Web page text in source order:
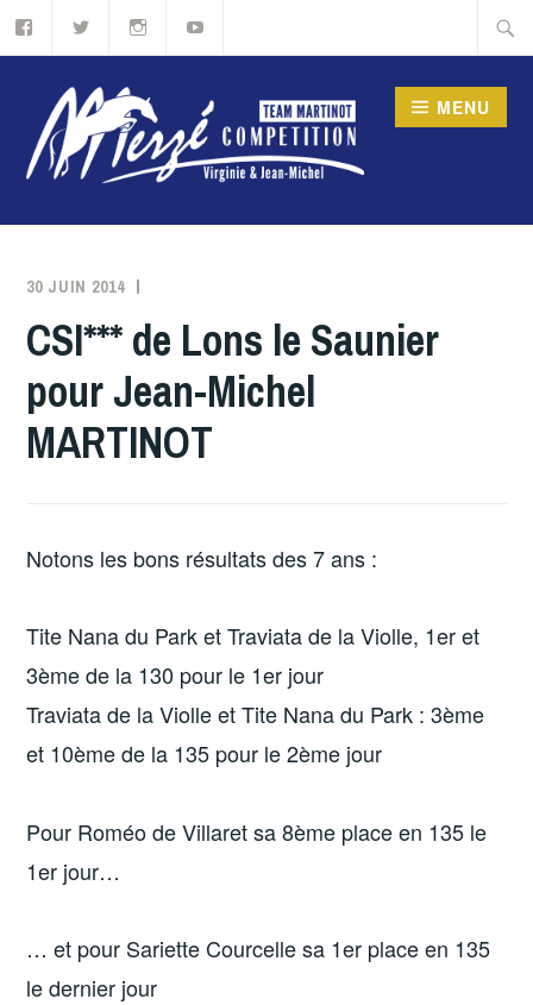
Accéder
au
contenu
principal
ÉLEVAGE DE MERZÉ –
MERZÉ COMPÉTION,
SPORT ÉTUDES
ÉQUITATION EN
BOURGOGNE
MENU
30 JUIN 2014
CSI*** de Lons le Saunier
pour Jean-Michel
MARTINOT
Notons les bons résultats des 7 ans :
Tite Nana du Park et Traviata de la Violle, 1er et
3ème de la 130 pour le 1er jour
Traviata de la Violle et Tite Nana du Park : 3ème
et 10ème de la 135 pour le 2ème jour
Pour Roméo de Villaret sa 8ème place en 135 le
1er jour…
… et pour Sariette Courcelle sa 1er place en 135
le dernier jour